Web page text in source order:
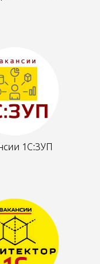
1С:ЗУП